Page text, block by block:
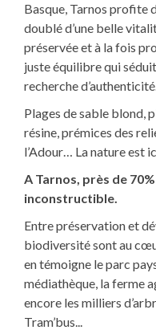
Basque, Tarnos profite
doublé d’une belle
préservée et à la fois
juste équilibre qui
recherche
Plages de sable blond,
résine, prémices des
l’Adour… La nature est
A Tarnos, près de
inconstructible.
Entre préservation et
biodiversité sont au
en témoigne le parc
médiathèque, la ferme
encore les milliers
Tram’bus...